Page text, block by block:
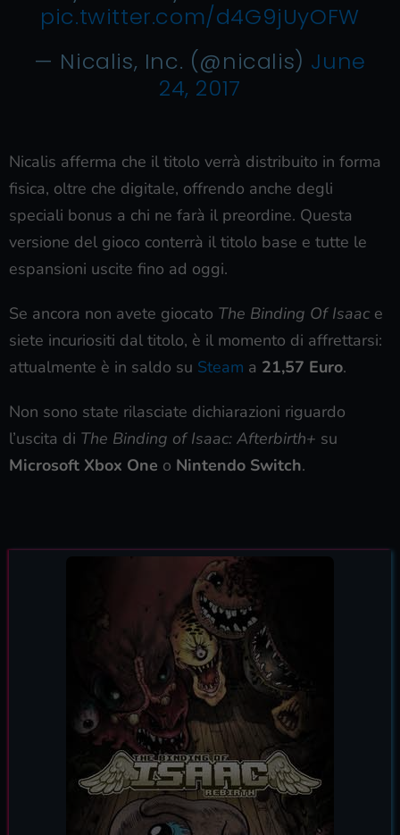
pic.twitter.com/d4G9jUyOFW
— Nicalis, Inc. (@nicalis) June
24, 2017
Nicalis afferma che il titolo verrà distribuito in forma
fisica, oltre che digitale, offrendo anche degli
speciali bonus a chi ne farà il preordine. Questa
versione del gioco conterrà il titolo base e tutte le
espansioni uscite fino ad oggi.
Se ancora non avete giocato The Binding Of Isaac e
siete incuriositi dal titolo, è il momento di affrettarsi:
attualmente è in saldo su Steam a 21,57 Euro.
Non sono state rilasciate dichiarazioni riguardo
l’uscita di The Binding of Isaac: Afterbirth+ su
Microsoft Xbox One o Nintendo Switch.